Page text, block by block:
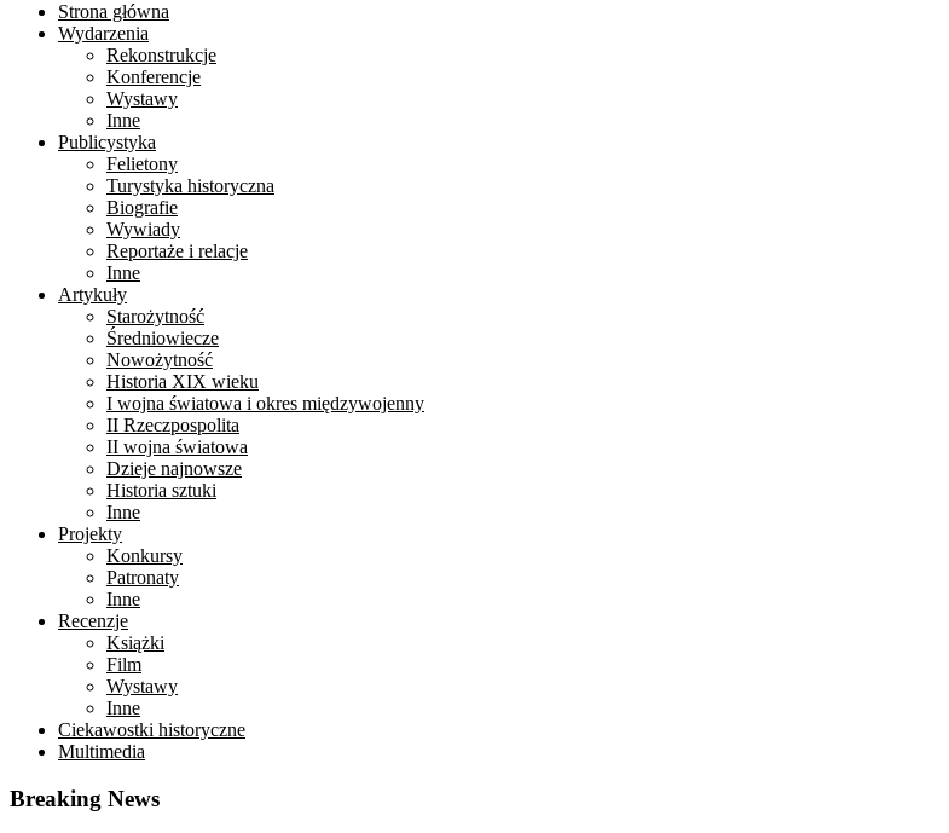
Strona główna
Wydarzenia
Rekonstrukcje
Konferencje
Wystawy
Inne
Publicystyka
Felietony
Turystyka historyczna
Biografie
Wywiady
Reportaże i relacje
Inne
Artykuły
Starożytność
Średniowiecze
Nowożytność
Historia XIX wieku
I wojna światowa i okres międzywojenny
II Rzeczpospolita
II wojna światowa
Dzieje najnowsze
Historia sztuki
Inne
Projekty
Konkursy
Patronaty
Inne
Recenzje
Książki
Film
Wystawy
Inne
Ciekawostki historyczne
Multimedia
Breaking News